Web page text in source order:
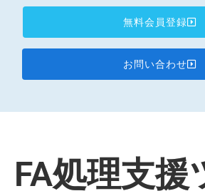
無料会員登録
お問い合わせ
FA処理支援